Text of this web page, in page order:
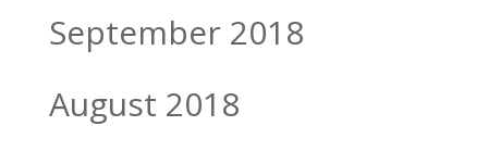
September 2018
August 2018